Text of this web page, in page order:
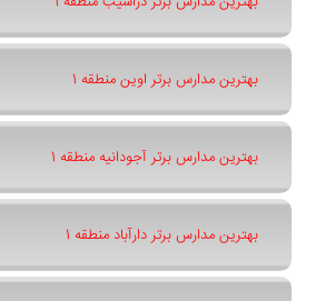
بهترین مدارس برتر اوین منطقه 1
بهترین مدارس برتر آجودانیه منطقه 1
بهترین مدارس برتر دارآباد منطقه 1